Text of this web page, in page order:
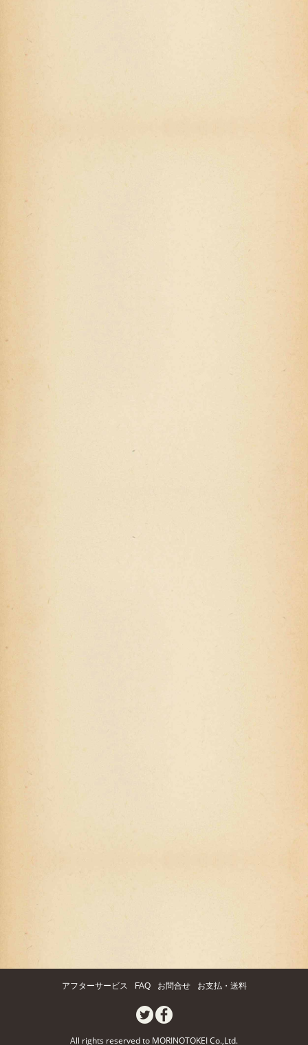
アフターサービス FAQ お問合せ お支払・送料
All rights reserved to MORINOTOKEI Co.,Ltd.